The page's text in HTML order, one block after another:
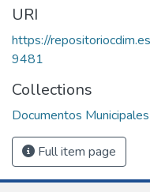
URI
https://
9481
Collections
Documentos Municipales
Full item page